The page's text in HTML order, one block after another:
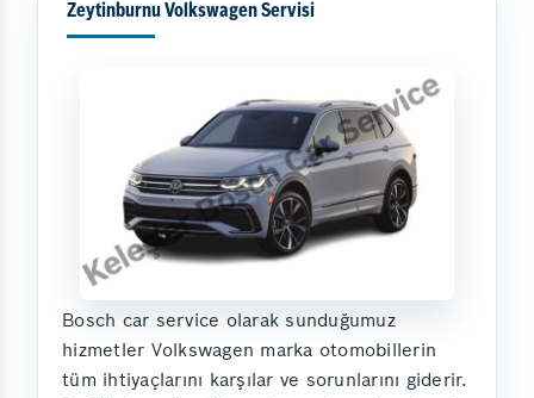
Zeytinburnu Volkswagen Servisi
Bosch car service olarak sunduğumuz
hizmetler Volkswagen marka otomobillerin
tüm ihtiyaçlarını karşılar ve sorunlarını giderir.